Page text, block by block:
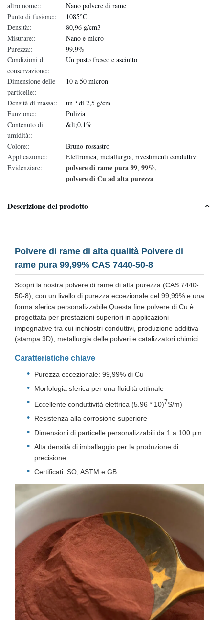
altro nome::
Nano polvere di rame
Punto di fusione::
1085°C
Densità::
80,96 g/cm3
Misurare::
Nano e micro
Purezza::
99,9%
Condizioni di
conservazione::
Un posto fresco e asciutto
Dimensione delle
particelle::
10 a 50 micron
Densità di massa::
un ³ di 2,5 g/cm
Funzione::
Pulizia
Contenuto di
umidità::
&lt;0,1%
Colore::
Bruno-rossastro
Applicazione::
Elettronica, metallurgia, rivestimenti conduttivi
Evidenziare:
polvere di rame pura 99, 99%,
polvere di Cu ad alta purezza
Descrizione del prodotto
Polvere di rame di alta qualità Polvere di
rame pura 99,99% CAS 7440-50-8
Scopri la nostra polvere di rame di alta purezza (CAS 7440-
50-8), con un livello di purezza eccezionale del 99,99% e una
forma sferica personalizzabile.Questa fine polvere di Cu è
progettata per prestazioni superiori in applicazioni
impegnative tra cui inchiostri conduttivi, produzione additiva
(stampa 3D), metallurgia delle polveri e catalizzatori chimici.
Caratteristiche chiave
Purezza eccezionale: 99,99% di Cu
Morfologia sferica per una fluidità ottimale
Eccellente conduttività elettrica (5.96 * 10)7S/m)
Resistenza alla corrosione superiore
Dimensioni di particelle personalizzabili da 1 a 100 μm
Alta densità di imballaggio per la produzione di
precisione
Certificati ISO, ASTM e GB